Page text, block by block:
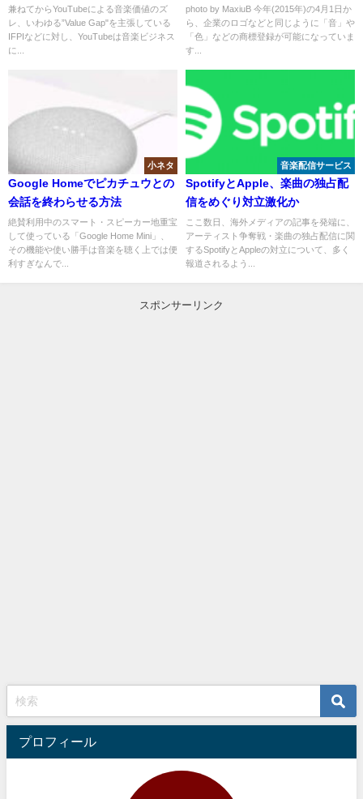
題
兼ねてからYouTubeによる音楽価値のズ
レ、いわゆる”Value Gap"を主張している
IFPIなどに対し、YouTubeは音楽ビジネス
に...
photo by MaxiuB 今年(2015年)の4月1日か
ら、企業のロゴなどと同じように「音」や
「色」などの商標登録が可能になっていま
す...
小ネタ
Google Homeでピカチュウとの
会話を終わらせる方法
絶賛利用中のスマート・スピーカー地重宝
して使っている「Google Home Mini」、
その機能や使い勝手は音楽を聴く上では便
利すぎなんで...
音楽配信サービス
SpotifyとApple、楽曲の独占配
信をめぐり対立激化か
ここ数日、海外メディアの記事を発端に、
アーティスト争奪戦・楽曲の独占配信に関
するSpotifyとAppleの対立について、多く
報道されるよう...
スポンサーリンク
プロフィール